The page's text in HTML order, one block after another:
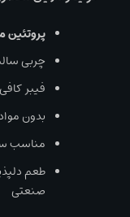
چربی
فیبر
بدون
مناسب
طعم
صنعتی